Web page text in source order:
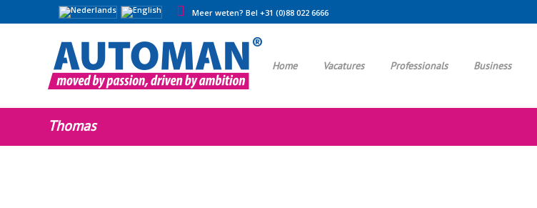
Meer weten? Bel +31 (0)88 022 6666
Home Vacatures Professionals Business
Thomas